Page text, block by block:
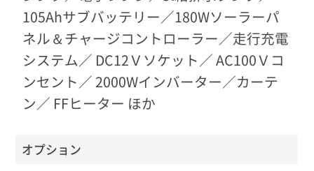
105Ahサブバッテリー／180Wソーラーパ
ネル＆チャージコントローラー／走行充電
システム／ DC12Ｖソケット／ AC100Ｖコ
ンセント／ 2000Wインバーター／カーテ
ン／ FFヒーター ほか
オプション